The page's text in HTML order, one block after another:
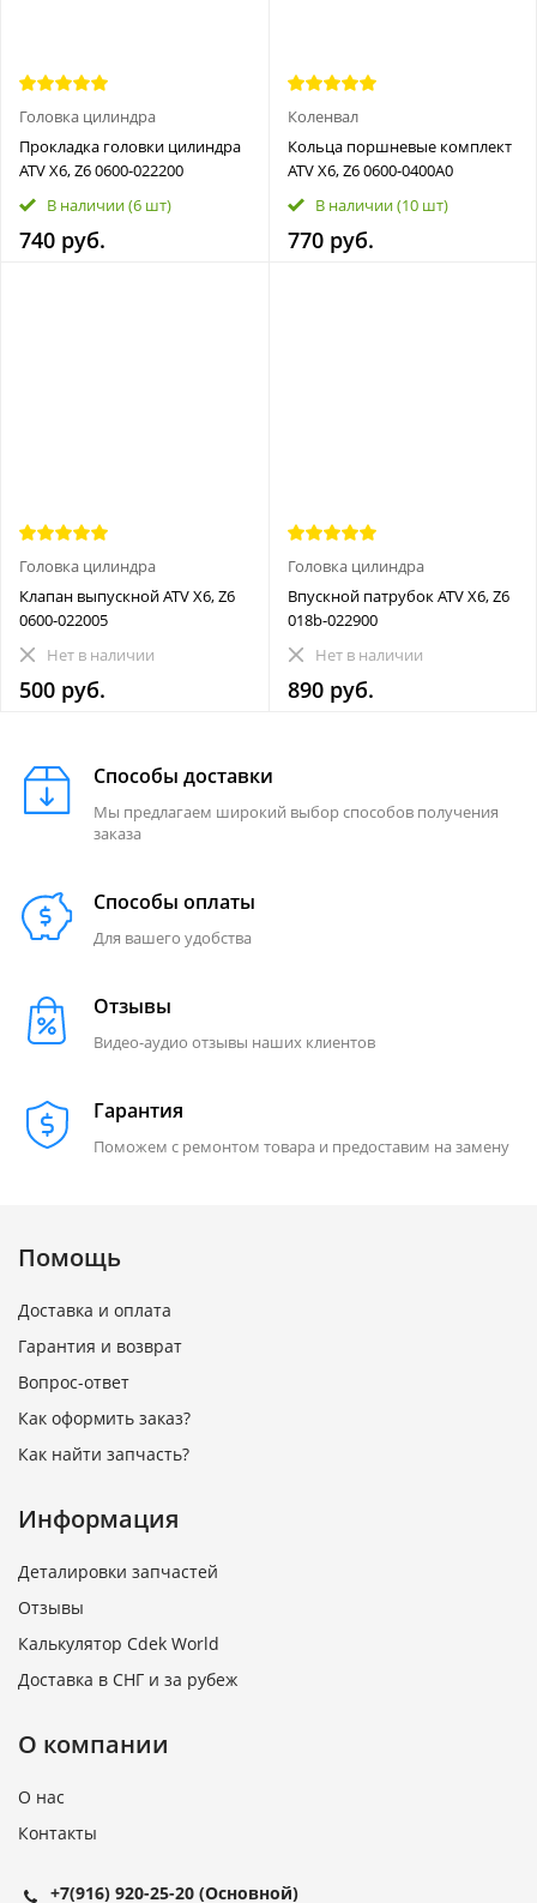
Головка цилиндра
Прокладка головки цилиндра
ATV X6, Z6 0600-022200
В наличии(6 шт)
740 руб.
Коленвал
Кольца поршневые комплект
ATV X6, Z6 0600-0400A0
В наличии(10 шт)
770 руб.
Головка цилиндра
Клапан выпускной ATV X6, Z6
0600-022005
Нет в наличии
500 руб.
Головка цилиндра
Впускной патрубок ATV X6, Z6
018b-022900
Нет в наличии
890 руб.
Способы доставки
Мы предлагаем широкий выбор способов получения
заказа
Способы оплаты
Для вашего удобства
Отзывы
Видео-аудио отзывы наших клиентов
Гарантия
Поможем с ремонтом товара и предоставим на замену
Помощь
Доставка и оплата
Гарантия и возврат
Вопрос-ответ
Как оформить заказ?
Как найти запчасть?
Информация
Деталировки запчастей
Отзывы
Калькулятор Cdek World
Доставка в СНГ и за рубеж
О компании
О нас
Контакты
+7(916) 920-25-20 (Основной)